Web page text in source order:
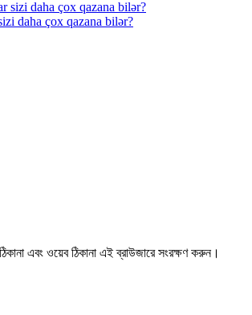
daha çox qazana bilər?
এবং ওয়েব ঠিকানা এই ব্রাউজারে সংরক্ষণ করুন।